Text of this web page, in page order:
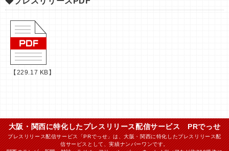
【229.17 KB】
大阪・関西に特化したプレスリリース配信サービス PRでっせ
プレスリリース配信サービス「PRでっせ」は、大阪・関西に特化したプレスリリース配
信サービスとして、実績ナンバーワンです。